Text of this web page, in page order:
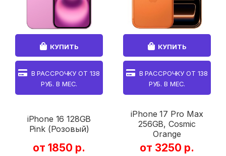
КУПИТЬ
В РАССРОЧКУ ОТ 138
РУБ. В МЕС.
iPhone 16 128GB
Pink (Розовый)
от 1850 р.
КУПИТЬ
В РАССРОЧКУ ОТ 138
РУБ. В МЕС.
iPhone 17 Pro Max
256GB, Cosmic
Orange
от 3250 р.